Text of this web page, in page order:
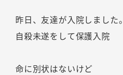
昨日、友達が入院しました。
自殺未遂をして保護入院
命に別状はないけど